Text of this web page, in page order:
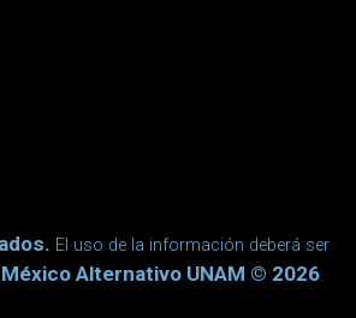
El uso de la información deberá ser
México Alternativo UNAM © 2026.